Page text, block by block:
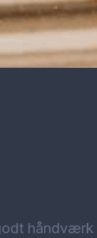
håndværk